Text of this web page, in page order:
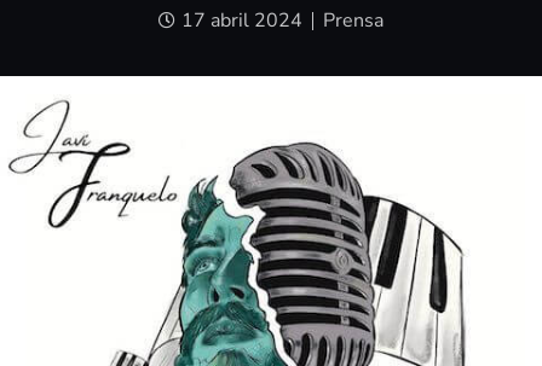
17 abril 2024 Prensa